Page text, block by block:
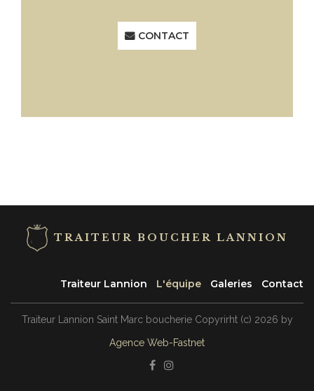
CONTACT
TRAITEUR BOUCHER LANNION
Traiteur Lannion L'équipe Galeries Contact
Traiteur Lannion Saint Marc boucherie Copyrirht (с) 2026 by
Agence Web-Fastnet